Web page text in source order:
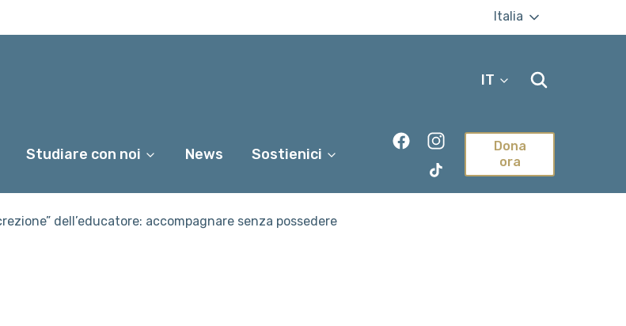
Italia
IT
Studiare con noi News Sostienici
Dona
ora
dell’educatore: accompagnare senza possedere